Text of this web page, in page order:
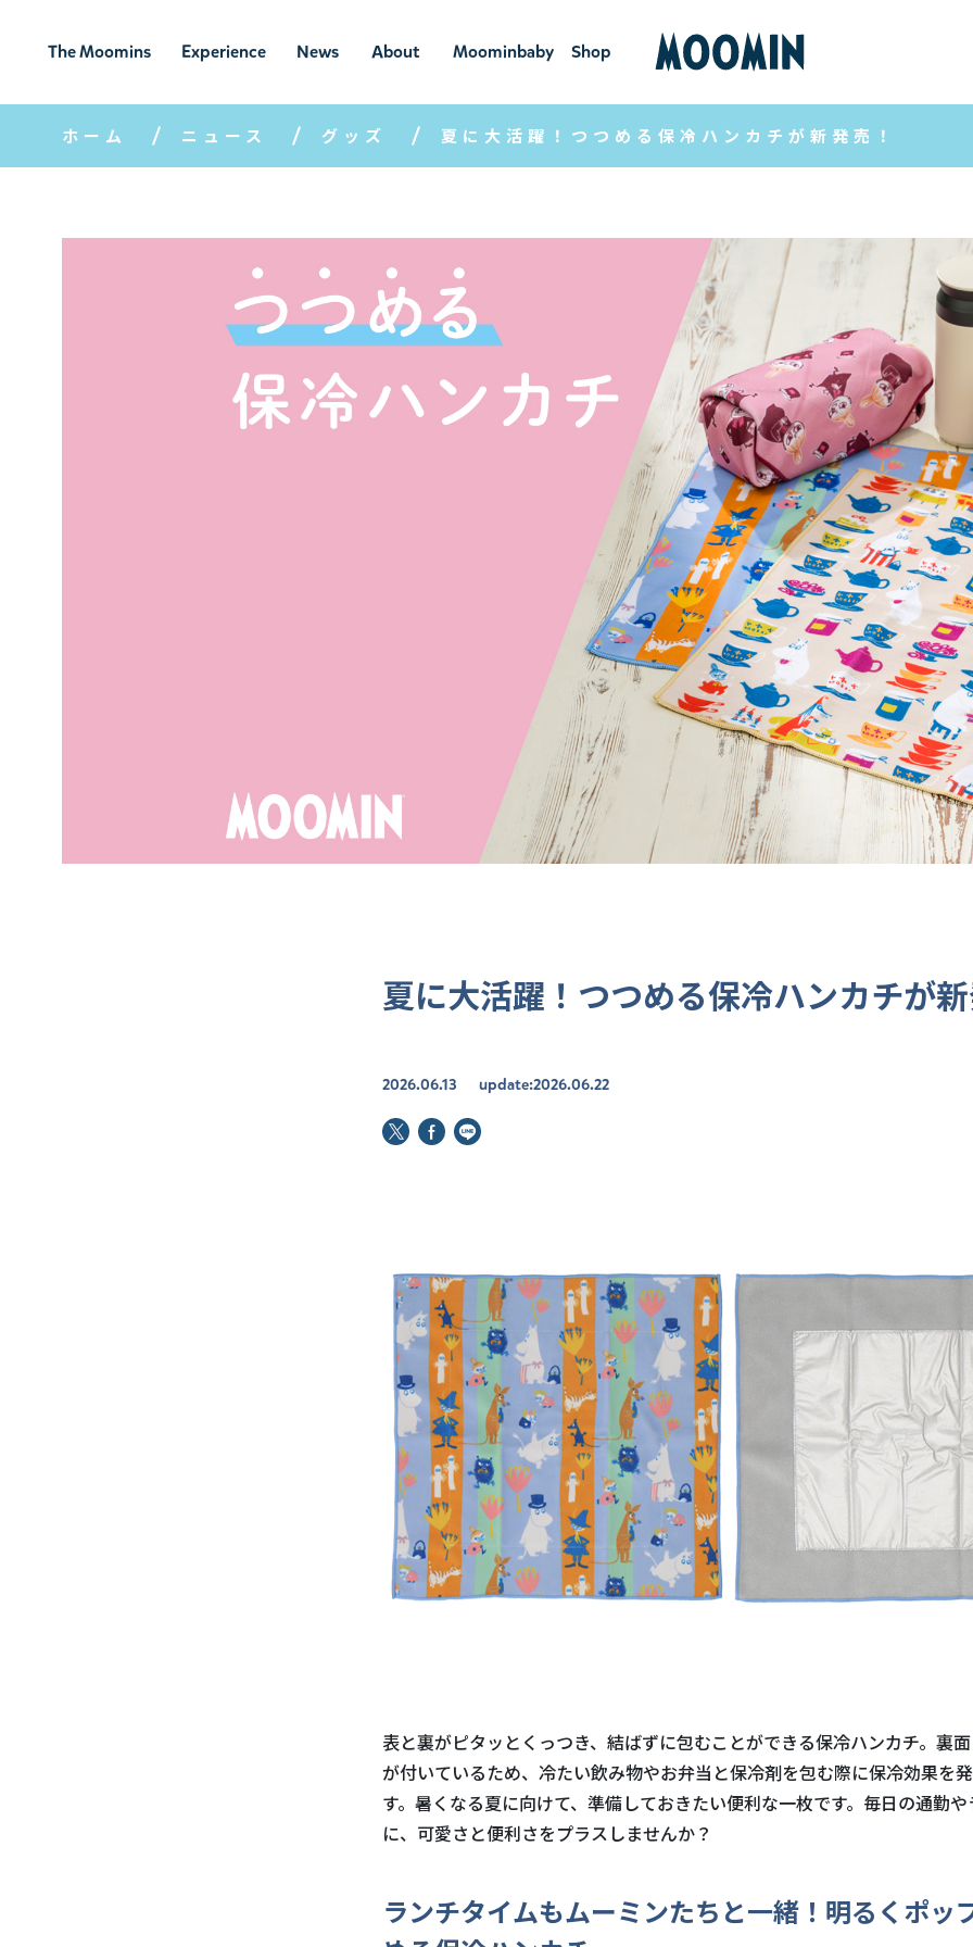
The Moomins
ムーミンの
世界
Experience
ムーミンの世
界を楽しむ
News
ニュ
ース
About
ムーミン
について
Moominbaby
ムーミンベ
ビー
Shop
ショ
ップ
ホーム ニュース グッズ 夏に大活躍！つつめる保冷ハンカチが新発売！
夏に大活躍！つつめる保冷ハンカチが
2026.06.13 update:2026.06.22
表と裏がピタッとくっつき、結ばずに包むことができる保冷ハンカチ。裏
が付いているため、冷たい飲み物やお弁当と保冷剤を包む際に保冷効果を
す。暑くなる夏に向けて、準備しておきたい便利な一枚です。毎日の通勤
に、可愛さと便利さをプラスしませんか？
ランチタイムもムーミンたちと一緒！明るくポッ